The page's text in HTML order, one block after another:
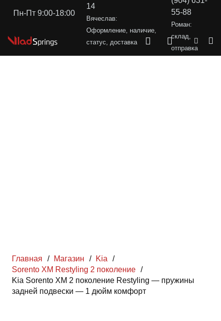
Пн-Пт 9:00-18:00
14
Вячеслав:
Оформление, наличие,
статус, доставка
55-88
Роман:
склад,
отправка
Главная / Магазин / Kia
/
Sorento XM Restyling 2 поколение /
Kia Sorento XM 2 поколение Restyling — пружины
задней подвески — 1 дюйм комфорт